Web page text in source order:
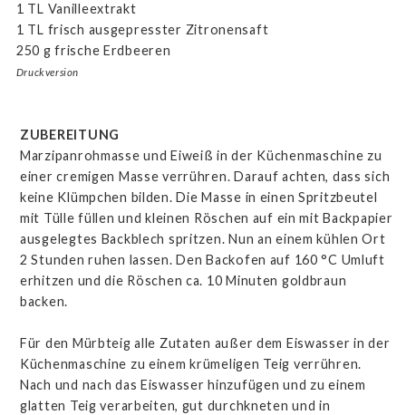
1 TL Vanilleextrakt
1 TL frisch ausgepresster Zitronensaft
250 g frische Erdbeeren
Druckversion
ZUBEREITUNG
Marzipanrohmasse und Eiweiß in der Küchenmaschine zu
einer cremigen Masse verrühren. Darauf achten, dass sich
keine Klümpchen bilden. Die Masse in einen Spritzbeutel
mit Tülle füllen und kleinen Röschen auf ein mit Backpapier
ausgelegtes Backblech spritzen. Nun an einem kühlen Ort
2 Stunden ruhen lassen. Den Backofen auf 160 °C Umluft
erhitzen und die Röschen ca. 10 Minuten goldbraun
backen.
Für den Mürbteig alle Zutaten außer dem Eiswasser in der
Küchenmaschine zu einem krümeligen Teig verrühren.
Nach und nach das Eiswasser hinzufügen und zu einem
glatten Teig verarbeiten, gut durchkneten und in